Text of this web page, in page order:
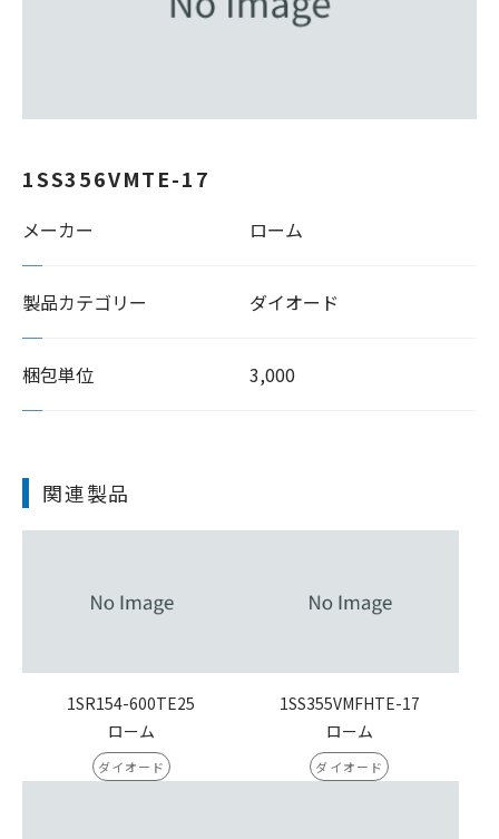
1SS356VMTE-17
メーカー ローム
製品カテゴリー ダイオード
梱包単位 3,000
関連製品
1SR154-600TE25
ローム
ダイオード
1SS355VMFHTE-17
ローム
ダイオード